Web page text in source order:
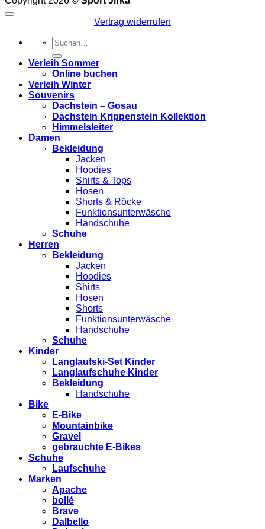
Vertrag widerrufen
Suchen
nach:
Verleih Sommer
Online buchen
Verleih Winter
Souvenirs
Dachstein – Gosau
Dachstein Krippenstein Kollektion
Himmelsleiter
Damen
Bekleidung
Jacken
Hoodies
Shirts & Tops
Hosen
Shorts & Röcke
Funktionsunterwäsche
Handschuhe
Schuhe
Herren
Bekleidung
Jacken
Hoodies
Shirts
Hosen
Shorts
Funktionsunterwäsche
Handschuhe
Schuhe
Kinder
Langlaufski-Set Kinder
Langlaufschuhe Kinder
Bekleidung
Handschuhe
Bike
E-Bike
Mountainbike
Gravel
gebrauchte E-Bikes
Schuhe
Laufschuhe
Marken
Apache
bollé
Brave
Dalbello